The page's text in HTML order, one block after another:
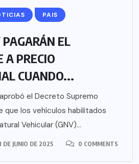
PAIS
EL
A PRECIO
CUANDO...
el Decreto Supremo
los vehículos habilitados
Vehicular (GNV)...
DE JUNIO DE 2025 0 COMMENTS